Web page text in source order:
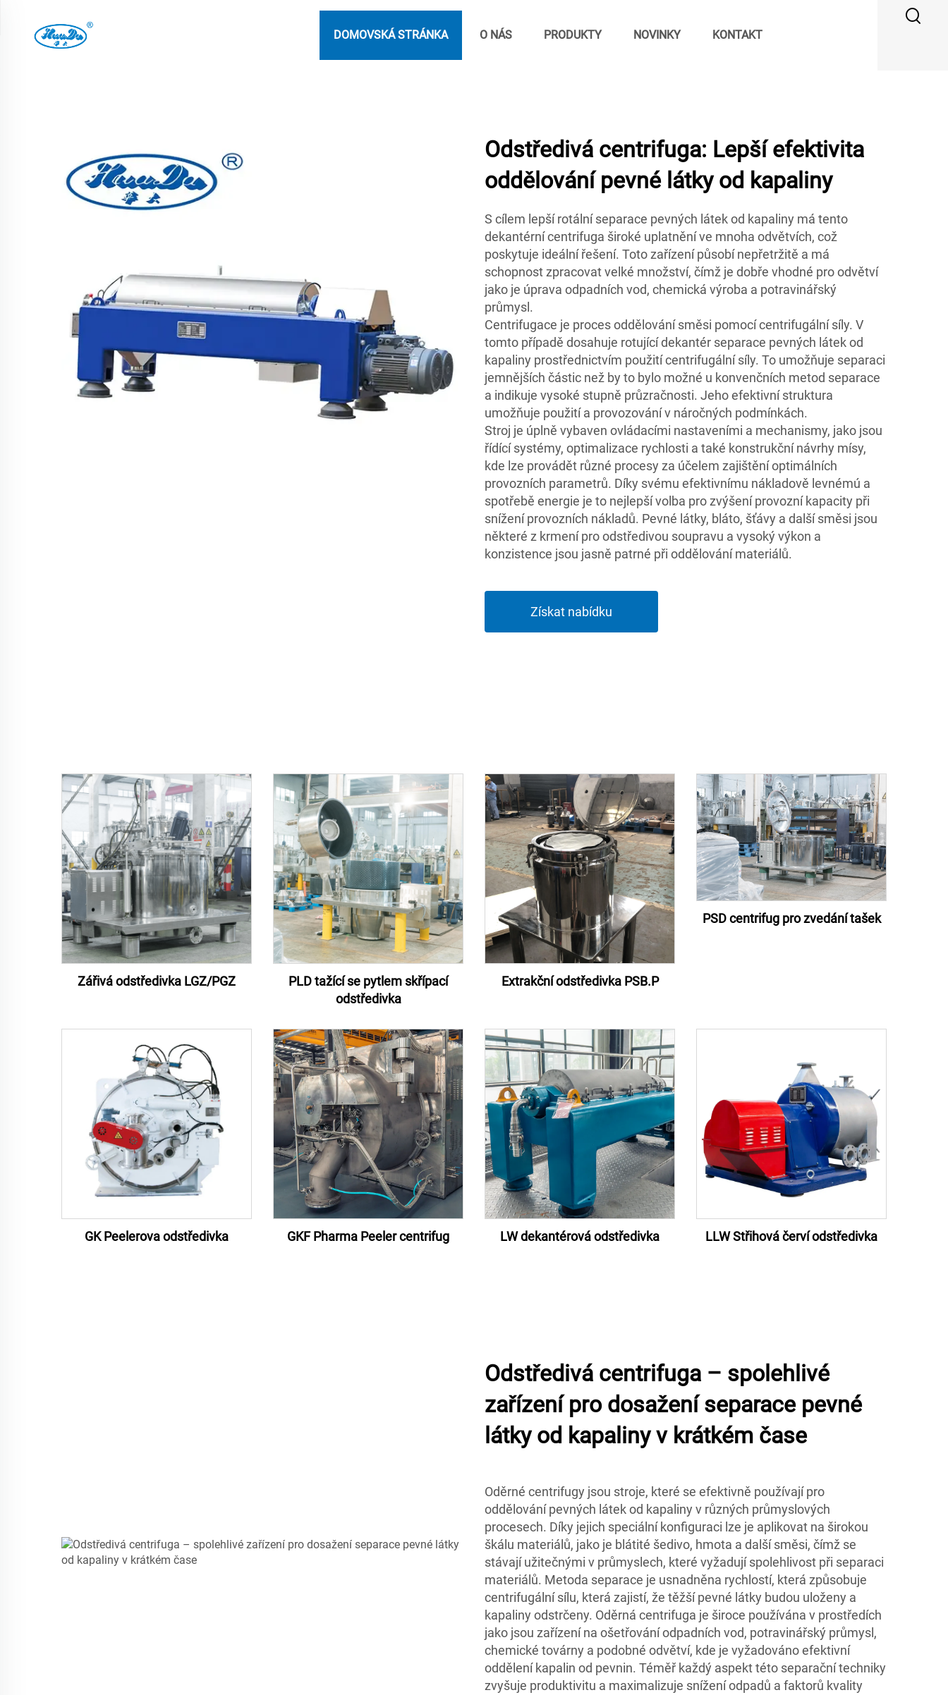
DOMOVSKÁ STRÁNKA O NÁS PRODUKTY NOVINKY KONTAKT
Odstředivá centrifuga: Lepší efektivita
oddělování pevné látky od kapaliny
S cílem lepší rotální separace pevných látek od kapaliny má tento
dekantérní centrifuga široké uplatnění ve mnoha odvětvích, což
poskytuje ideální řešení. Toto zařízení působí nepřetržitě a má
schopnost zpracovat velké množství, čímž je dobře vhodné pro odvětví
jako je úprava odpadních vod, chemická výroba a potravinářský
průmysl.
Centrifugace je proces oddělování směsi pomocí centrifugální síly. V
tomto případě dosahuje rotující dekantér separace pevných látek od
kapaliny prostřednictvím použití centrifugální síly. To umožňuje separaci
jemnějších částic než by to bylo možné u konvenčních metod separace
a indikuje vysoké stupně průzračnosti. Jeho efektivní struktura
umožňuje použití a provozování v náročných podmínkách.
Stroj je úplně vybaven ovládacími nastaveními a mechanismy, jako jsou
řídící systémy, optimalizace rychlosti a také konstrukční návrhy mísy,
kde lze provádět různé procesy za účelem zajištění optimálních
provozních parametrů. Díky svému efektivnímu nákladově levnémú a
spotřebě energie je to nejlepší volba pro zvýšení provozní kapacity při
snížení provozních nákladů. Pevné látky, bláto, šťávy a další směsi jsou
některé z krmení pro odstředivou soupravu a vysoký výkon a
konzistence jsou jasně patrné při oddělování materiálů.
Získat nabídku
Zářivá odstředivka LGZ/PGZ
PLD tažící se pytlem skřípací
odstředivka
Extrakční odstředivka PSB.P
PSD centrifug pro zvedání tašek
GK Peelerova odstředivka GKF Pharma Peeler centrifug LW dekantérová odstředivka LLW Střihová červí odstředivka
Odstředivá centrifuga – spolehlivé
zařízení pro dosažení separace pevné
látky od kapaliny v krátkém čase
Oděrné centrifugy jsou stroje, které se efektivně používají pro
oddělování pevných látek od kapaliny v různých průmyslových
procesech. Díky jejich speciální konfiguraci lze je aplikovat na širokou
škálu materiálů, jako je blátité šedivo, hmota a další směsi, čímž se
stávají užitečnými v průmyslech, které vyžadují spolehlivost při separaci
materiálů. Metoda separace je usnadněna rychlostí, která způsobuje
centrifugální sílu, která zajistí, že těžší pevné látky budou uloženy a
kapaliny odstrčeny. Oděrná centrifuga je široce používána v prostředích
jako jsou zařízení na ošetřování odpadních vod, potravinářský průmysl,
chemické továrny a podobné odvětví, kde je vyžadováno efektivní
oddělení kapalin od pevnin. Téměř každý aspekt této separační techniky
zvyšuje produktivitu a maximalizuje snížení odpadů a faktorů kvality